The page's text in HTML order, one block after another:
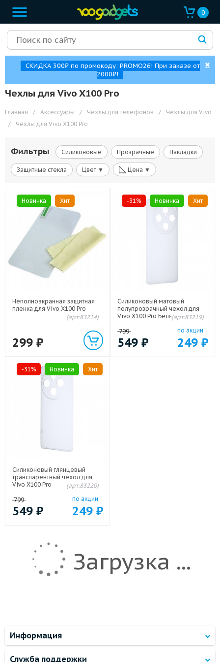
0
СКИДКА 300₽ по промокоду: PROMO26! При заказе от
2000₽!
✖
Чехлы для Vivo X100 Pro
Главная / Аксессуары / Чехлы для телефонов /
Чехлы для Vivo
/
Чехлы для Vivo X100 Pro
Фильтры Силиконовые Прозрачные Накладки
Защитные стекла Цвет ▼ ◺ Цена ▼
Новинка Хит
Неполноэкранная защитная
пленка для Vivo X100 Pro
(арт:83214)
299 ₽
-31% Новинка Хит
Силиконовый матовый
полупрозрачный чехол для
Vivo X100 Pro Белый(арт:83219)
799
549 ₽
по акции
249 ₽
-31% Новинка Хит
Силиконовый глянцевый
транспарентный чехол для
Vivo X100 Pro
(арт:83220)
799
549 ₽
по акции
249 ₽
Загрузка ...
Информация
Служба поддержки